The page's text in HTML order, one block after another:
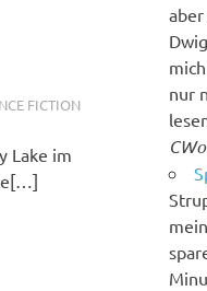
FICTION
Lake im
nur